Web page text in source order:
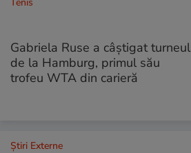
Tenis
Gabriela Ruse a câștigat turneul
de la Hamburg, primul său
trofeu WTA din carieră
Știri Externe